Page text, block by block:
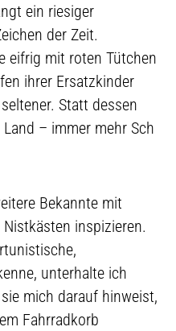
ein riesiger
der Zeit.
eifrig mit roten Tütchen
ihrer Ersatzkinder
Statt dessen
– immer mehr Sch
Bekannte mit
inspizieren.
unterhalte ich
mich darauf hinweist,
Fahrradkorb